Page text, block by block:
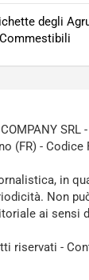
degli
SRL
(FR) -
in
Non
ai sensi
riservati -